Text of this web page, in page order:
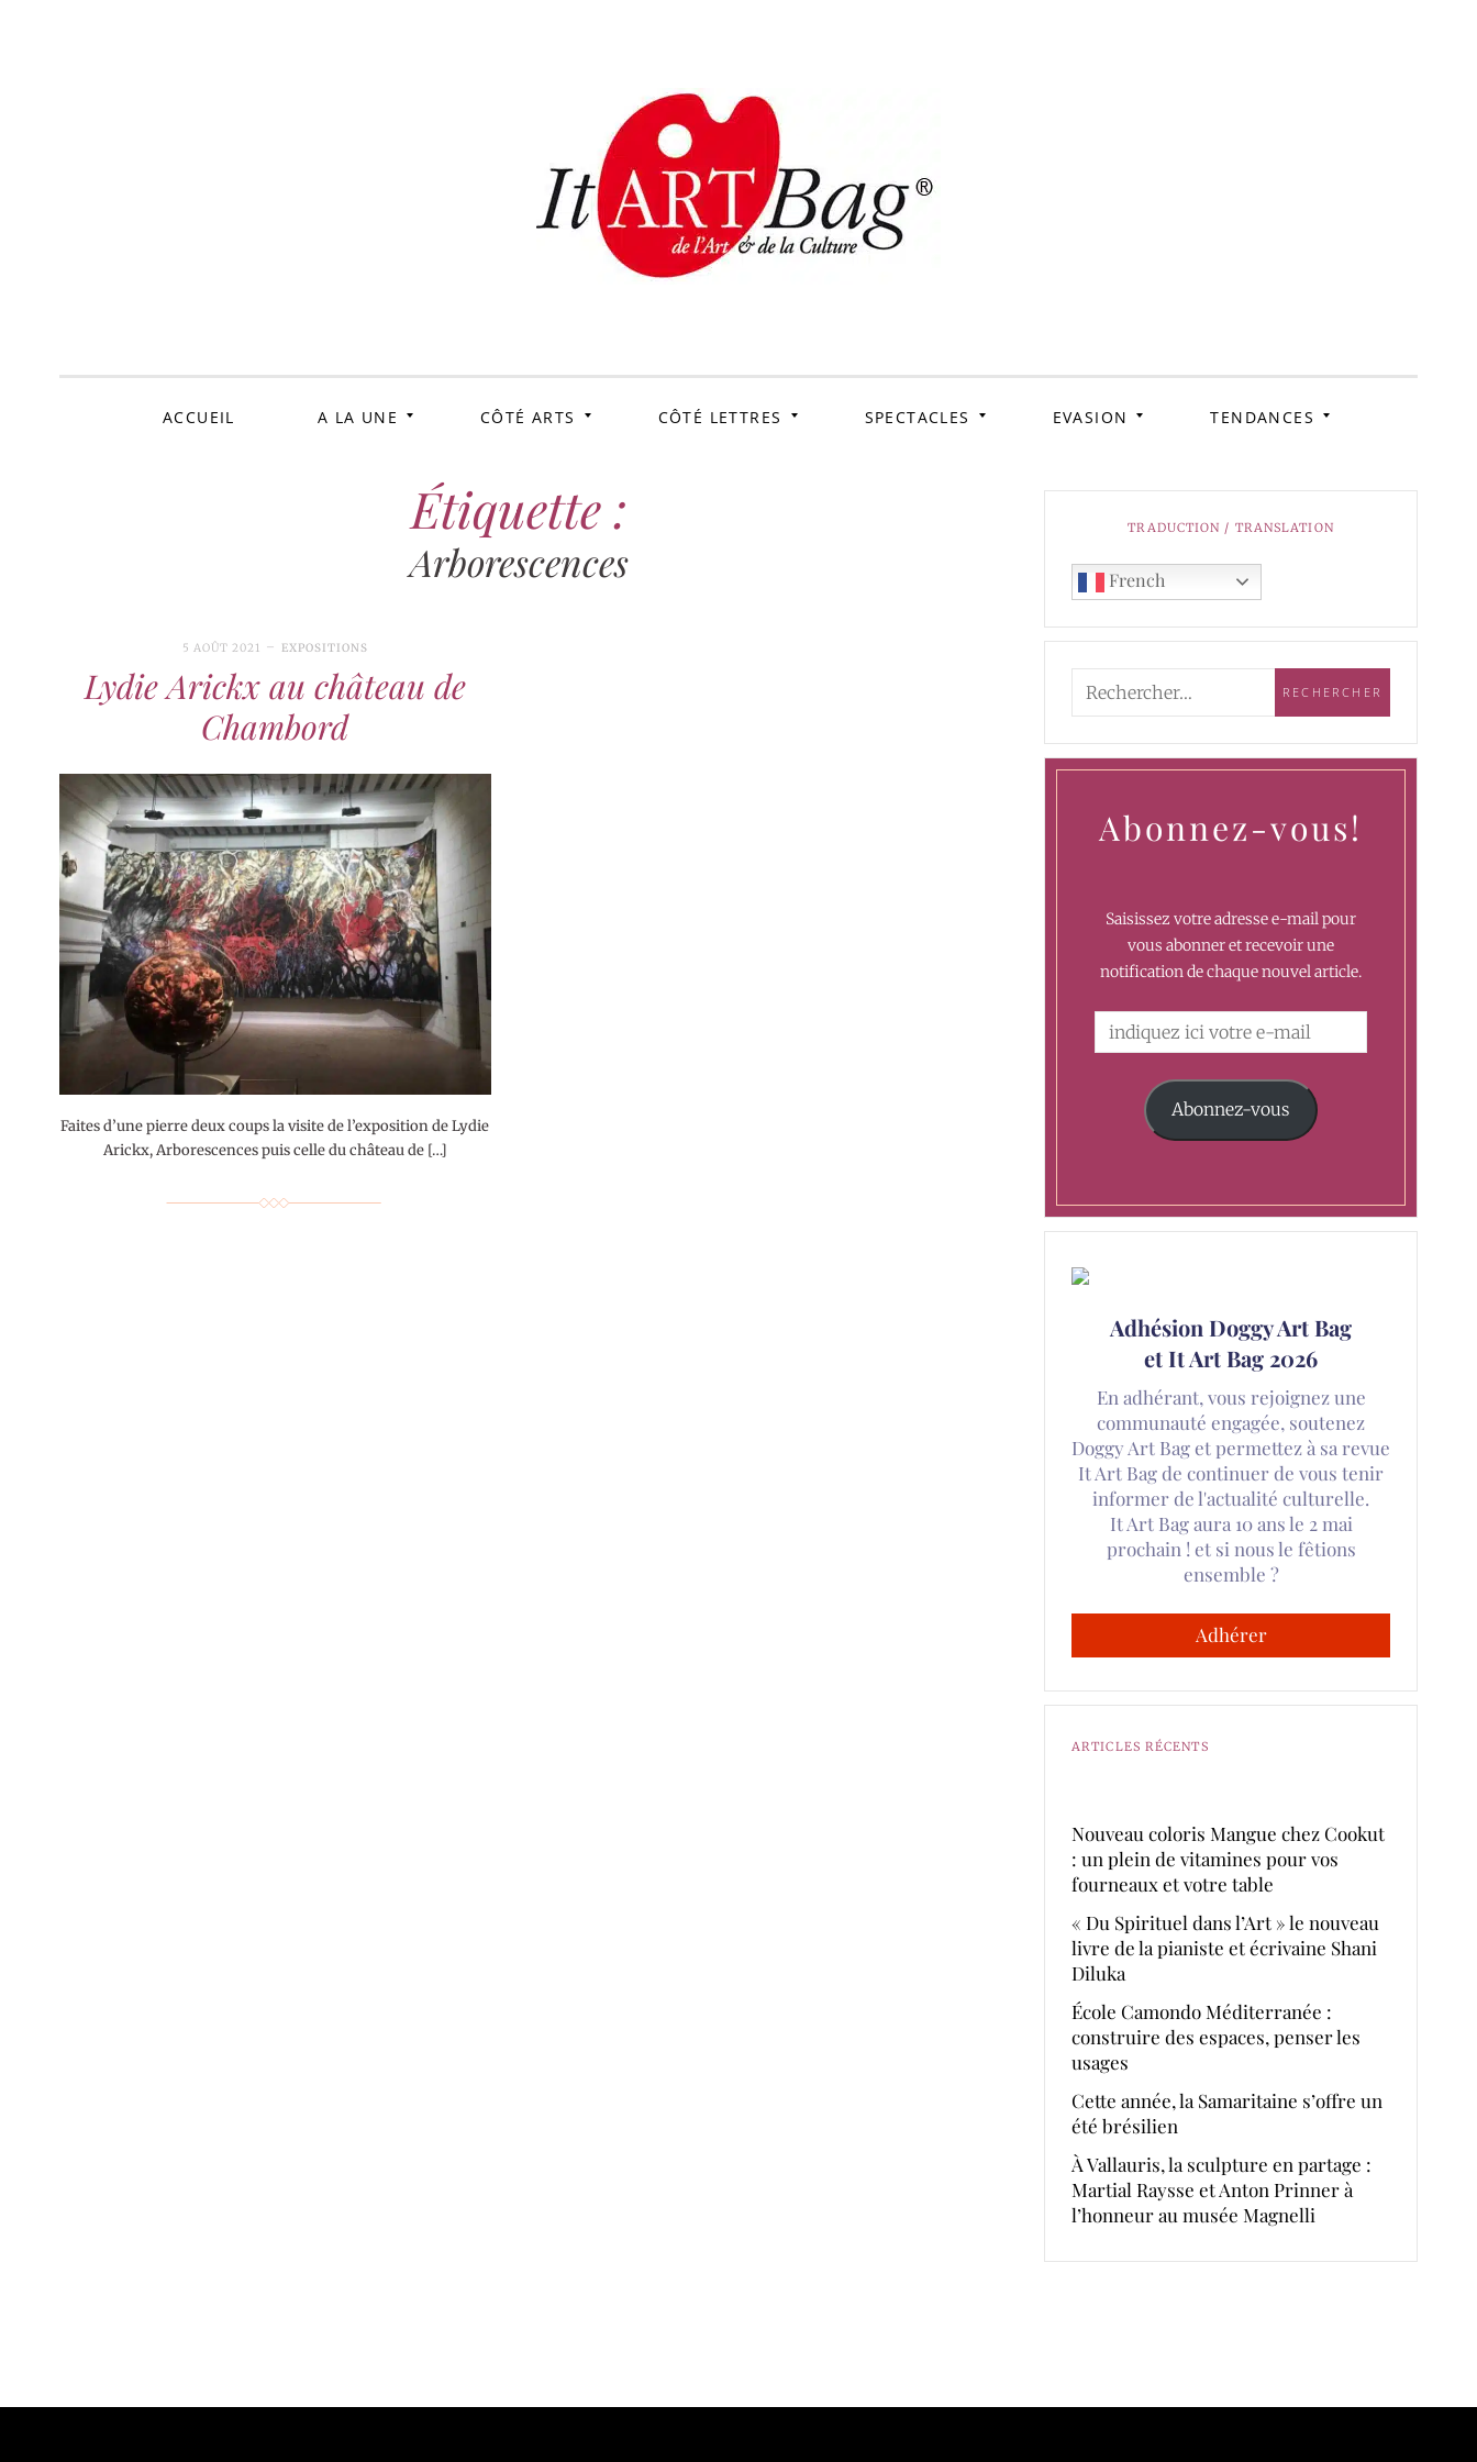
ItArtBag
ACCUEIL A LA UNE CÔTÉ ARTS CÔTÉ LETTRES SPECTACLES EVASION TENDANCES
Étiquette :
Arborescences
5 AOÛT 2021 EXPOSITIONS
Lydie Arickx au château de
Chambord
Faites d’une pierre deux coups la visite de l’exposition de Lydie
Arickx, Arborescences puis celle du château de […]
TRADUCTION / TRANSLATION
French
Abonnez-vous!
Saisissez votre adresse e-mail pour
vous abonner et recevoir une
notification de chaque nouvel article.
Abonnez-vous
Adhésion Doggy Art Bag
et It Art Bag 2026
En adhérant, vous rejoignez une
communauté engagée, soutenez
Doggy Art Bag et permettez à sa revue
It Art Bag de continuer de vous tenir
informer de l'actualité culturelle.
It Art Bag aura 10 ans le 2 mai
prochain ! et si nous le fêtions
ensemble ?
Adhérer
ARTICLES RÉCENTS
Nouveau coloris Mangue chez Cookut
: un plein de vitamines pour vos
fourneaux et votre table
« Du Spirituel dans l’Art » le nouveau
livre de la pianiste et écrivaine Shani
Diluka
École Camondo Méditerranée :
construire des espaces, penser les
usages
Cette année, la Samaritaine s’offre un
été brésilien
À Vallauris, la sculpture en partage :
Martial Raysse et Anton Prinner à
l’honneur au musée Magnelli